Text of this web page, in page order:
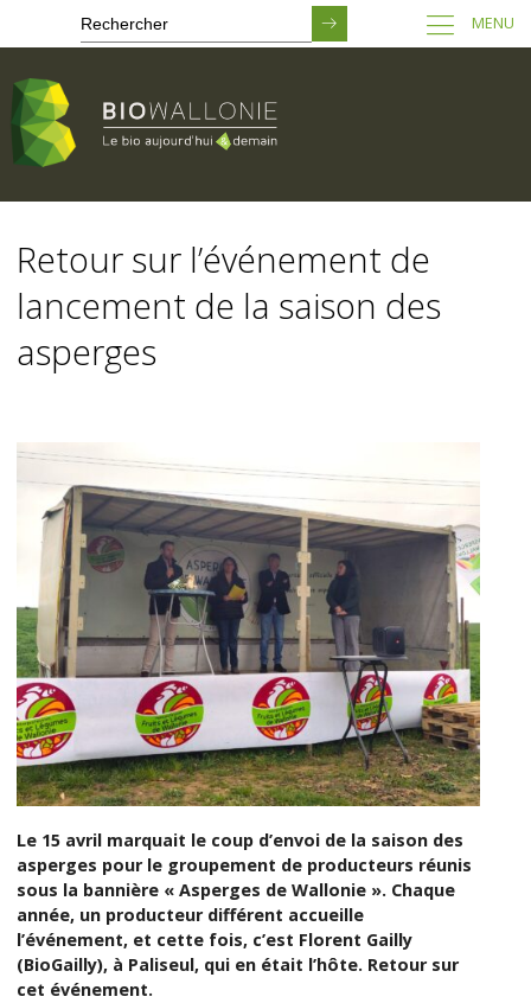
contenu
principal
MENU
Retour sur l’événement de
lancement de la saison des
asperges
Le 15 avril marquait le coup d’envoi de la saison des
asperges pour le groupement de producteurs réunis
sous la bannière « Asperges de Wallonie ». Chaque
année, un producteur différent accueille
l’événement, et cette fois, c’est Florent Gailly
(BioGailly), à Paliseul, qui en était l’hôte. Retour sur
cet événement.